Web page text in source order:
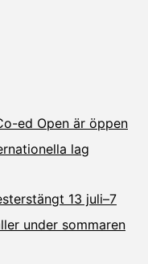
ed Open är öppen
lag
13 juli–7
under sommaren